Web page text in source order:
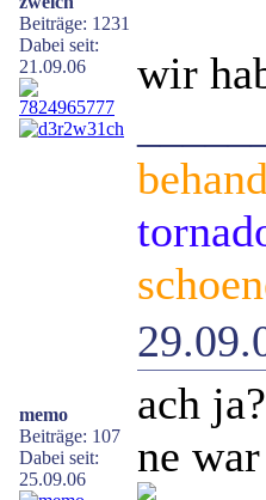
Beiträge: 1231
Dabei seit:
21.09.06
wir
memo
Beiträge: 107
Dabei seit:
25.09.06
ach
ne